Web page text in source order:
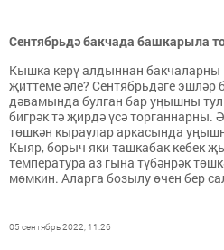
Сентябрьдә бакчада башкарыла
Кышка керү алдыннан бакчаларны
җиттеме әле? Сентябрьдәге эшләр
дәвамында булган бар уңышны
бигрәк тә җирдә үсә торганнарны.
төшкән кыраулар аркасында
Кыяр, борыч яки ташкабак кебек
температура аз гына түбәнрәк
мөмкин. Аларга бозылу өчен бер
05 сентябрь 2022, 11:26